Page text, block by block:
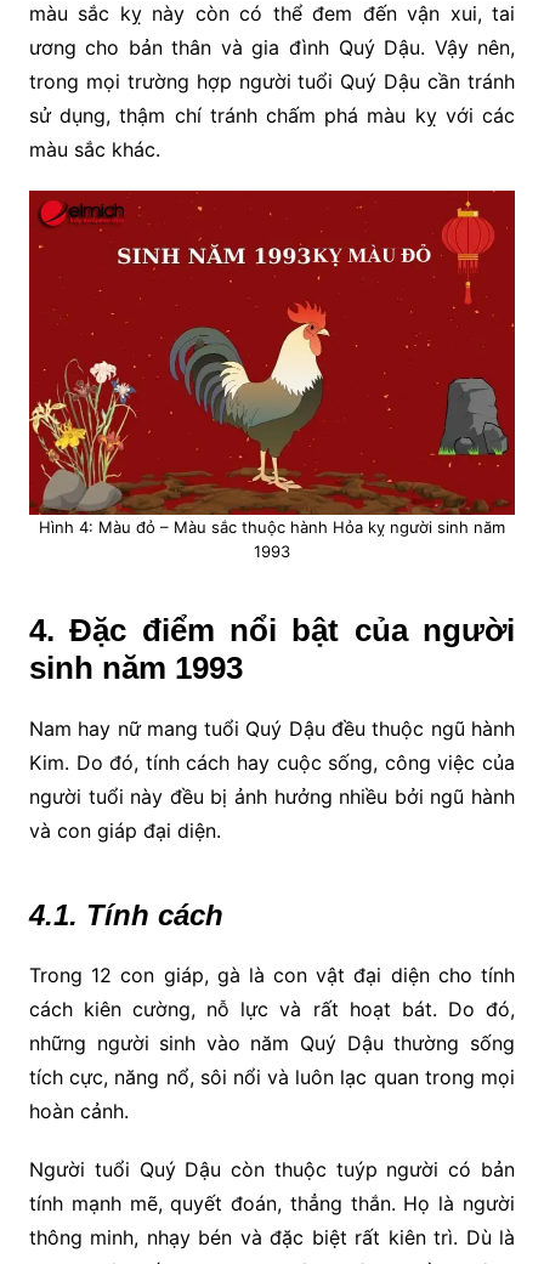
màu sắc kỵ này còn có thể đem đến vận xui, tai
ương cho bản thân và gia đình Quý Dậu. Vậy nên,
trong mọi trường hợp người tuổi Quý Dậu cần tránh
sử dụng, thậm chí tránh chấm phá màu kỵ với các
màu sắc khác.
Hình 4: Màu đỏ – Màu sắc thuộc hành Hỏa kỵ người sinh năm
1993
4. Đặc điểm nổi bật của người
sinh năm 1993
Nam hay nữ mang tuổi Quý Dậu đều thuộc ngũ hành
Kim. Do đó, tính cách hay cuộc sống, công việc của
người tuổi này đều bị ảnh hưởng nhiều bởi ngũ hành
và con giáp đại diện.
4.1. Tính cách
Trong 12 con giáp, gà là con vật đại diện cho tính
cách kiên cường, nỗ lực và rất hoạt bát. Do đó,
những người sinh vào năm Quý Dậu thường sống
tích cực, năng nổ, sôi nổi và luôn lạc quan trong mọi
hoàn cảnh.
Người tuổi Quý Dậu còn thuộc tuýp người có bản
tính mạnh mẽ, quyết đoán, thẳng thắn. Họ là người
thông minh, nhạy bén và đặc biệt rất kiên trì. Dù là